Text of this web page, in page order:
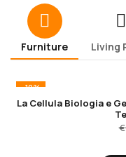
Furniture Living
-10%
La Cellula Biologia e
€